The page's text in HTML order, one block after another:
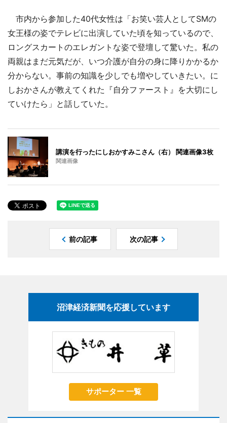
市内から参加した40代女性は「お笑い芸人としてSMの
女王様の姿でテレビに出演していた頃を知っているので、
ロングスカートのエレガントな姿で登壇して驚いた。私の
両親はまだ元気だが、いつ介護が自分の身に降りかかるか
分からない。事前の知識を少しでも増やしていきたい。に
しおかさんが教えてくれた『自分ファースト』を大切にし
ていけたら」と話していた。
講演を行ったにしおかすみこさん（右） 関連画像3枚
関連画像
前の記事 次の記事
沼津経済新聞を応援しています
サポーター 一覧